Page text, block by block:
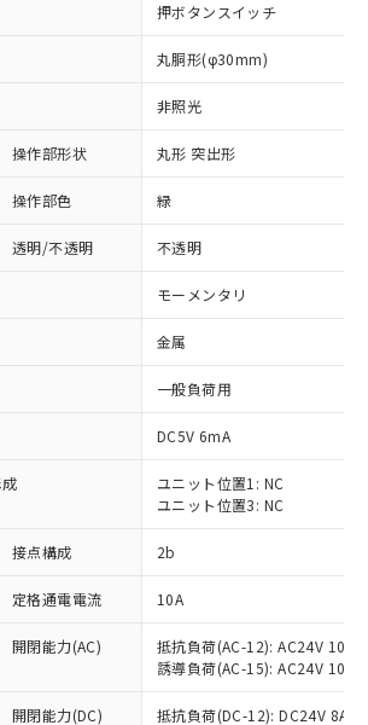
押ボタンスイッチ
丸胴形(φ30mm)
非照光
操作部形状 丸形 突出形
操作部色 緑
透明/不透明 不透明
モーメンタリ
金属
一般負荷用
DC5V 6mA
ユニット位置1: NC
ユニット位置3: NC
接点構成 2b
定格通電電流 10A
開閉能力(AC)
抵抗負荷(AC-12): AC24V 10A/
誘導負荷(AC-15): AC24V
開閉能力(DC) 抵抗負荷(DC-12): DC24V 8A/
条件
況
み：EU RoHS指令（10物質）の
応した製品が提供可能な商品で
EU RoHS指令（10物質）の非含
た製品に切り替える予定のある